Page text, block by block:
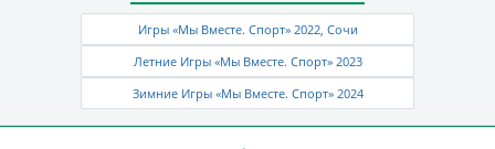
Игры «Мы Вместе. Спорт» 2022, Сочи
Летние Игры «Мы Вместе. Спорт» 2023
Зимние Игры «Мы Вместе. Спорт» 2024